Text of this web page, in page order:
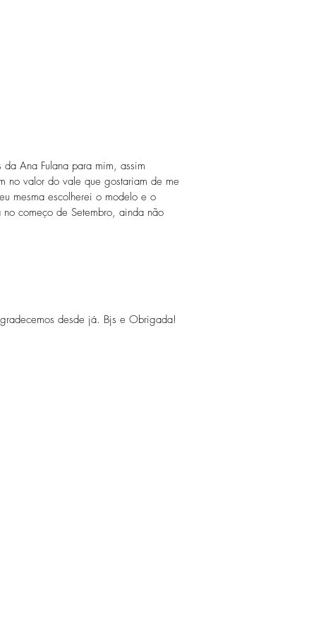
Ana Fulana para mim, assim
no valor do vale que gostariam de me
mesma escolherei o modelo e o
começo de Setembro, ainda não
desde já. Bjs e Obrigada!